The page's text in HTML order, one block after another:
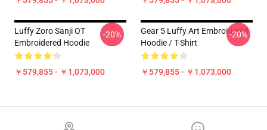
Luffy Zoro Sanji OT
Embroidered Hoodie
￥579,855 - ￥1,073,000
-20%
Gear 5 Luffy Art Embroidered
Hoodie / T-Shirt
￥579,855 - ￥1,073,000
-20%